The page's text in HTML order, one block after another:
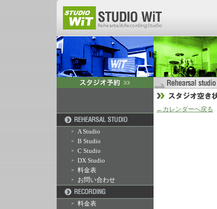
A Studio
B Studio
C Studio
DX Studio
料金表
お問い合わせ
料金表
←カレンダーへ戻る